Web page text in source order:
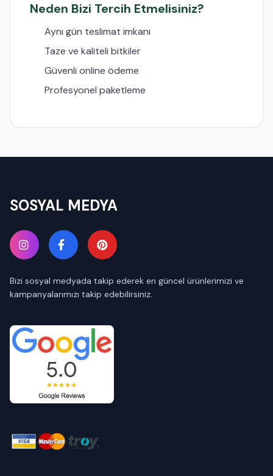
Neden Bizi Tercih Etmelisiniz?
Aynı gün teslimat imkanı
Taze ve kaliteli bitkiler
Güvenli online ödeme
Profesyonel paketleme
SOSYAL MEDYA
Bizi sosyal medyada takip ederek en güncel ürünlerimizi ve
kampanyalarımızı takip edebilirsiniz.